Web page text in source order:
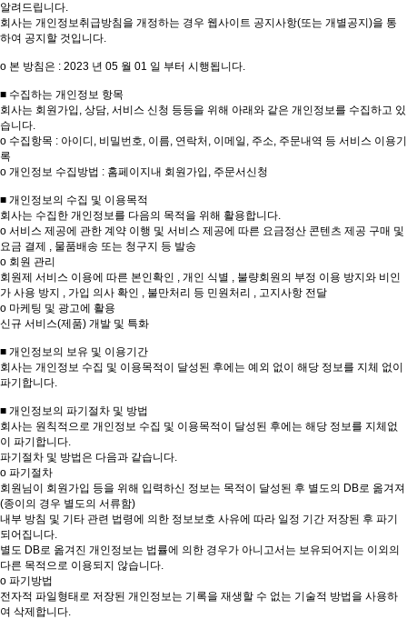
알려드립니다.
회사는 개인정보취급방침을 개정하는 경우 웹사이트 공지사항(또는 개별공지)을 통
하여 공지할 것입니다.
ο 본 방침은 : 2023 년 05 월 01 일 부터 시행됩니다.
■ 수집하는 개인정보 항목
회사는 회원가입, 상담, 서비스 신청 등등을 위해 아래와 같은 개인정보를 수집하고 있
습니다.
ο 수집항목 : 아이디, 비밀번호, 이름, 연락처, 이메일, 주소, 주문내역 등 서비스 이용기
록
ο 개인정보 수집방법 : 홈페이지내 회원가입, 주문서신청
■ 개인정보의 수집 및 이용목적
회사는 수집한 개인정보를 다음의 목적을 위해 활용합니다.
ο 서비스 제공에 관한 계약 이행 및 서비스 제공에 따른 요금정산 콘텐츠 제공 구매 및
요금 결제 , 물품배송 또는 청구지 등 발송
ο 회원 관리
회원제 서비스 이용에 따른 본인확인 , 개인 식별 , 불량회원의 부정 이용 방지와 비인
가 사용 방지 , 가입 의사 확인 , 불만처리 등 민원처리 , 고지사항 전달
ο 마케팅 및 광고에 활용
신규 서비스(제품) 개발 및 특화
■ 개인정보의 보유 및 이용기간
회사는 개인정보 수집 및 이용목적이 달성된 후에는 예외 없이 해당 정보를 지체 없이
파기합니다.
■ 개인정보의 파기절차 및 방법
회사는 원칙적으로 개인정보 수집 및 이용목적이 달성된 후에는 해당 정보를 지체없
이 파기합니다.
파기절차 및 방법은 다음과 같습니다.
ο 파기절차
회원님이 회원가입 등을 위해 입력하신 정보는 목적이 달성된 후 별도의 DB로 옮겨져
(종이의 경우 별도의 서류함)
내부 방침 및 기타 관련 법령에 의한 정보보호 사유에 따라 일정 기간 저장된 후 파기
되어집니다.
별도 DB로 옮겨진 개인정보는 법률에 의한 경우가 아니고서는 보유되어지는 이외의
다른 목적으로 이용되지 않습니다.
ο 파기방법
전자적 파일형태로 저장된 개인정보는 기록을 재생할 수 없는 기술적 방법을 사용하
여 삭제합니다.